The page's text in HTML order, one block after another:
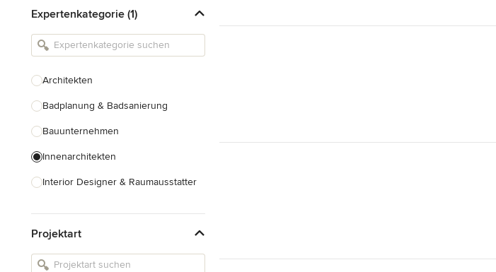
Expertenkategorie (1)
Architekten
Badplanung & Badsanierung
Bauunternehmen
Innenarchitekten
Interior Designer & Raumausstatter
Landschaftsarchitekten
Armaturen & Sanitärbedarf
Projektart